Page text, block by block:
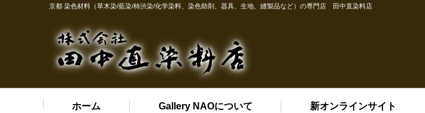
京都 染色材料（草木染/藍染/柿渋染/化学染料、染色助剤、器具、生地、縫製品など）の専門店 田中直染料店
ホーム Gallery NAOについて 新オンラインサイト